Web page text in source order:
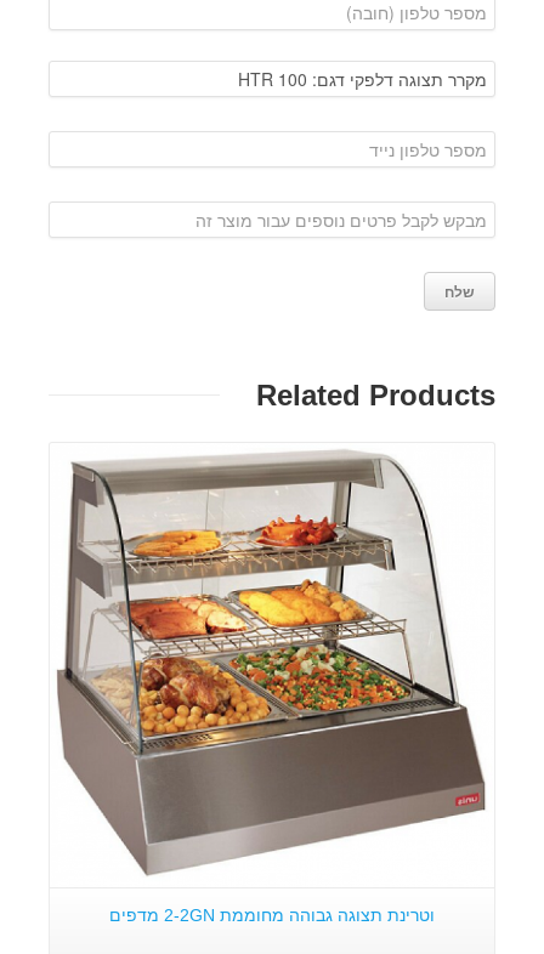
Related Products
פרטים:
וטרינת תצוגה גבוהה מחוממת 2-2GN מדפים